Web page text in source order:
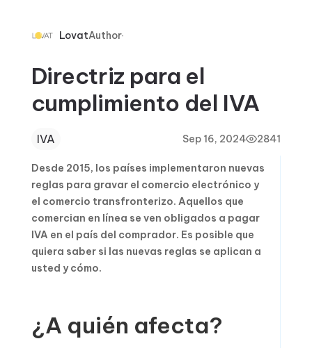
LovatAuthor
Directriz para el
cumplimiento del IVA
IVA Sep 16, 2024 2841
Desde 2015, los países implementaron nuevas
reglas para gravar el comercio electrónico y
el comercio transfronterizo. Aquellos que
comercian en línea se ven obligados a pagar
IVA en el país del comprador. Es posible que
quiera saber si las nuevas reglas se aplican a
usted y cómo.
¿A quién afecta?